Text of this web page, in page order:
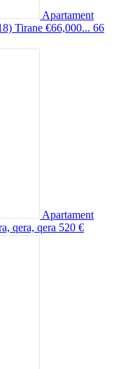
Apartament
Tirane €66,000... 66
Apartament
qera, qera 520 €